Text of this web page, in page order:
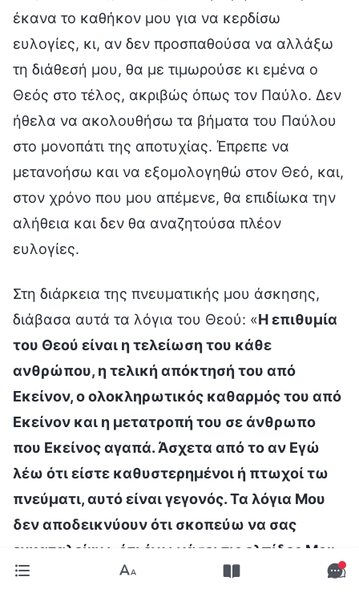
έκανα το καθήκον μου για να κερδίσω
ευλογίες, κι, αν δεν προσπαθούσα να αλλάξω
τη διάθεσή μου, θα με τιμωρούσε κι εμένα ο
Θεός στο τέλος, ακριβώς όπως τον Παύλο. Δεν
ήθελα να ακολουθήσω τα βήματα του Παύλου
στο μονοπάτι της αποτυχίας. Έπρεπε να
μετανοήσω και να εξομολογηθώ στον Θεό, και,
στον χρόνο που μου απέμενε, θα επιδίωκα την
αλήθεια και δεν θα αναζητούσα πλέον
ευλογίες.
Στη διάρκεια της πνευματικής μου άσκησης,
διάβασα αυτά τα λόγια του Θεού: «Η επιθυμία
του Θεού είναι η τελείωση του κάθε
ανθρώπου, η τελική απόκτησή του από
Εκείνον, ο ολοκληρωτικός καθαρμός του από
Εκείνον και η μετατροπή του σε άνθρωπο
που Εκείνος αγαπά. Άσχετα από το αν Εγώ
λέω ότι είστε καθυστερημένοι ή πτωχοί τω
πνεύματι, αυτό είναι γεγονός. Τα λόγια Μου
δεν αποδεικνύουν ότι σκοπεύω να σας
εγκαταλείψω, ότι έχω χάσει τις ελπίδες Μου
για εσάς, και πολύ λιγότερο, ότι δεν θέλω να